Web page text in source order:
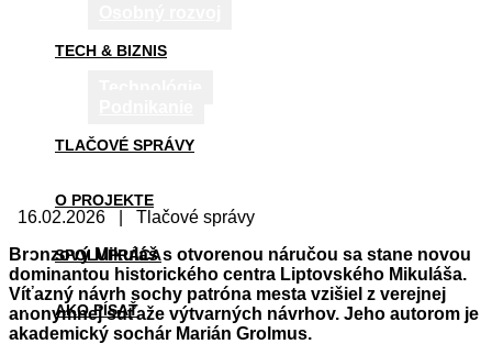
TECH & BIZNIS
TLAČOVÉ SPRÁVY
O PROJEKTE
SPOLUPRÁCA
AKO PÍSAŤ
16.02.2026 | Tlačové správy
Bronzový Mikuláš s otvorenou náručou sa stane novou
dominantou historického centra Liptovského Mikuláša.
Víťazný návrh sochy patróna mesta vzišiel z verejnej
anonymnej súťaže výtvarných návrhov. Jeho autorom je
akademický sochár Marián Grolmus.